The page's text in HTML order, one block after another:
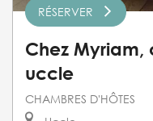
RÉSERVER
Chez
uccle
CHAMBRES D'HÔTES